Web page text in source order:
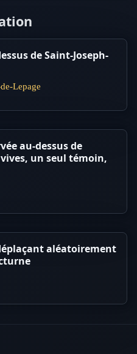
de Saint-Joseph-
Lepage
au-dessus de
un seul témoin,
aléatoirement